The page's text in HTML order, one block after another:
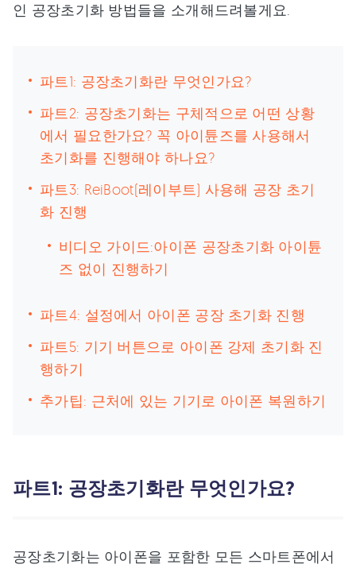
인 공장초기화 방법들을 소개해드려볼게요.
파트1: 공장초기화란 무엇인가요?
파트2: 공장초기화는 구체적으로 어떤 상황
에서 필요한가요? 꼭 아이튠즈를 사용해서
초기화를 진행해야 하나요?
파트3: ReiBoot(레이부트) 사용해 공장 초기
화 진행
비디오 가이드:아이폰 공장초기화 아이튠
즈 없이 진행하기
파트4: 설정에서 아이폰 공장 초기화 진행
파트5: 기기 버튼으로 아이폰 강제 초기화 진
행하기
추가팁: 근처에 있는 기기로 아이폰 복원하기
파트1: 공장초기화란 무엇인가요?
공장초기화는 아이폰을 포함한 모든 스마트폰에서